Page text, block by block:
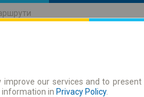
our services and to
information in Privacy Policy.